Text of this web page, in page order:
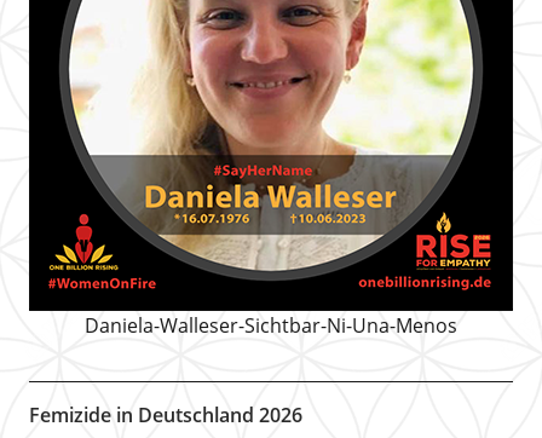
Daniela-Walleser-Sichtbar-Ni-Una-Menos
Femizide in Deutschland 2026